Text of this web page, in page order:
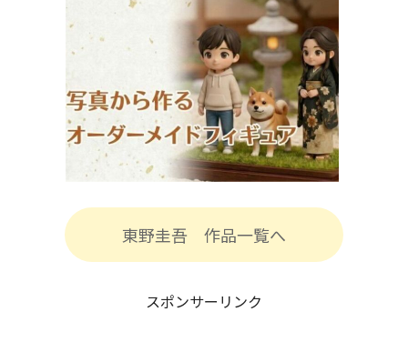
東野圭吾 作品一覧へ
スポンサーリンク